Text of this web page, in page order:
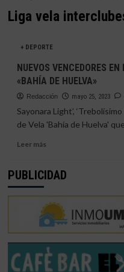
Liga vela
+ DEPORTE
NUEVOS VENCEDORES
«BAHÍA DE HUELVA»
Redacción mayo 25, 2023
Sayonara Light’,
de Vela 'Bahía de Huelva'
Leer másLeer
NUEVOS
EN
LA
LIGA
INTERCLUBES
DE
VELA
«BAHÍA
PUBLICIDAD